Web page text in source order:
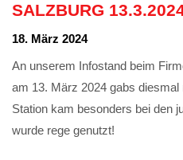
SALZBURG
18. März 2024
An unserem Infostand beim
am 13. März 2024 gabs
Station kam besonders bei den
wurde rege genutzt!